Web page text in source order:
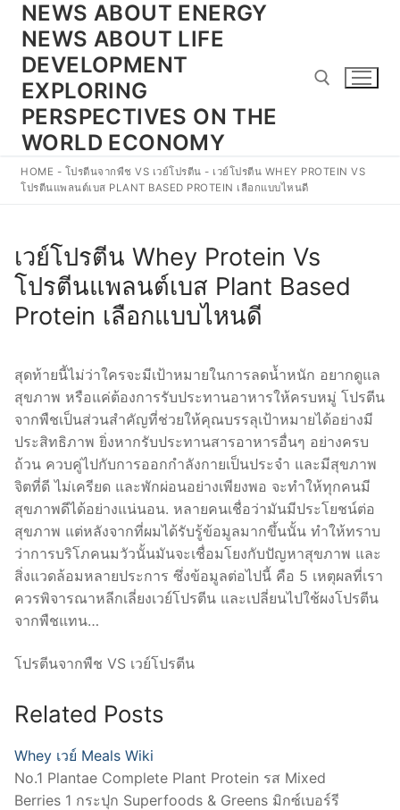
Skip
content
NEWS ABOUT ENERGY
NEWS ABOUT LIFE
DEVELOPMENT
EXPLORING
PERSPECTIVES ON THE
WORLD ECONOMY
Search for:
HOME - โปรตีนจากพืช VS เวย์โปรตีน - เวย์โปรตีน WHEY PROTEIN VS
โปรตีนแพลนต์เบส PLANT BASED PROTEIN เลือกแบบไหนดี
เวย์โปรตีน Whey Protein Vs
โปรตีนแพลนต์เบส Plant Based
Protein เลือกแบบไหนดี
สุดท้ายนี้ไม่ว่าใครจะมีเป้าหมายในการลดน้ำหนัก อยากดูแล
สุขภาพ หรือแค่ต้องการรับประทานอาหารให้ครบหมู่ โปรตีน
จากพืชเป็นส่วนสำคัญที่ช่วยให้คุณบรรลุเป้าหมายได้อย่างมี
ประสิทธิภาพ ยิ่งหากรับประทานสารอาหารอื่นๆ อย่างครบ
ถ้วน ควบคู่ไปกับการออกกำลังกายเป็นประจำ และมีสุขภาพ
จิตที่ดี ไม่เครียด และพักผ่อนอย่างเพียงพอ จะทำให้ทุกคนมี
สุขภาพดีได้อย่างแน่นอน. หลายคนเชื่อว่ามันมีประโยชน์ต่อ
สุขภาพ แต่หลังจากที่ผมได้รับรู้ข้อมูลมากขึ้นนั้น ทำให้ทราบ
ว่าการบริโภคนมวัวนั้นมันจะเชื่อมโยงกับปัญหาสุขภาพ และ
สิ่งแวดล้อมหลายประการ ซึ่งข้อมูลต่อไปนี้ คือ 5 เหตุผลที่เรา
ควรพิจารณาหลีกเลี่ยงเวย์โปรตีน และเปลี่ยนไปใช้ผงโปรตีน
จากพืชแทน…
โปรตีนจากพืช VS เวย์โปรตีน
Related Posts
Whey เวย์ Meals Wiki
No.1 Plantae Complete Plant Protein รส Mixed
Berries 1 กระปุก Superfoods & Greens มิกซ์เบอร์รี